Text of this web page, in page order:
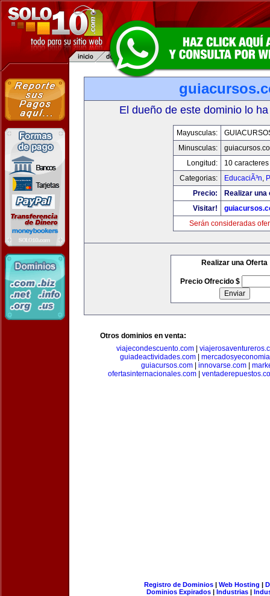
El dueño de este dominio lo
Mayusculas:
Minusculas:
Longitud:
10 caracteres
Categorias:
EducaciÃ³n,
Precio:
Realizar una
Visitar!
Serán consideradas
Realizar una Oferta
Precio Ofrecido $
Otros dominios en venta:
viajecondescuento.com
guiadeactividades.com|
guiacursos.com| innovarse.com|
ofertasinternacionales.com|
Registro de Dominios| Web Hosting |
Dominios Expirados | Industrias |